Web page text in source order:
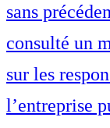
sans
consulté un
sur les
l’entreprise